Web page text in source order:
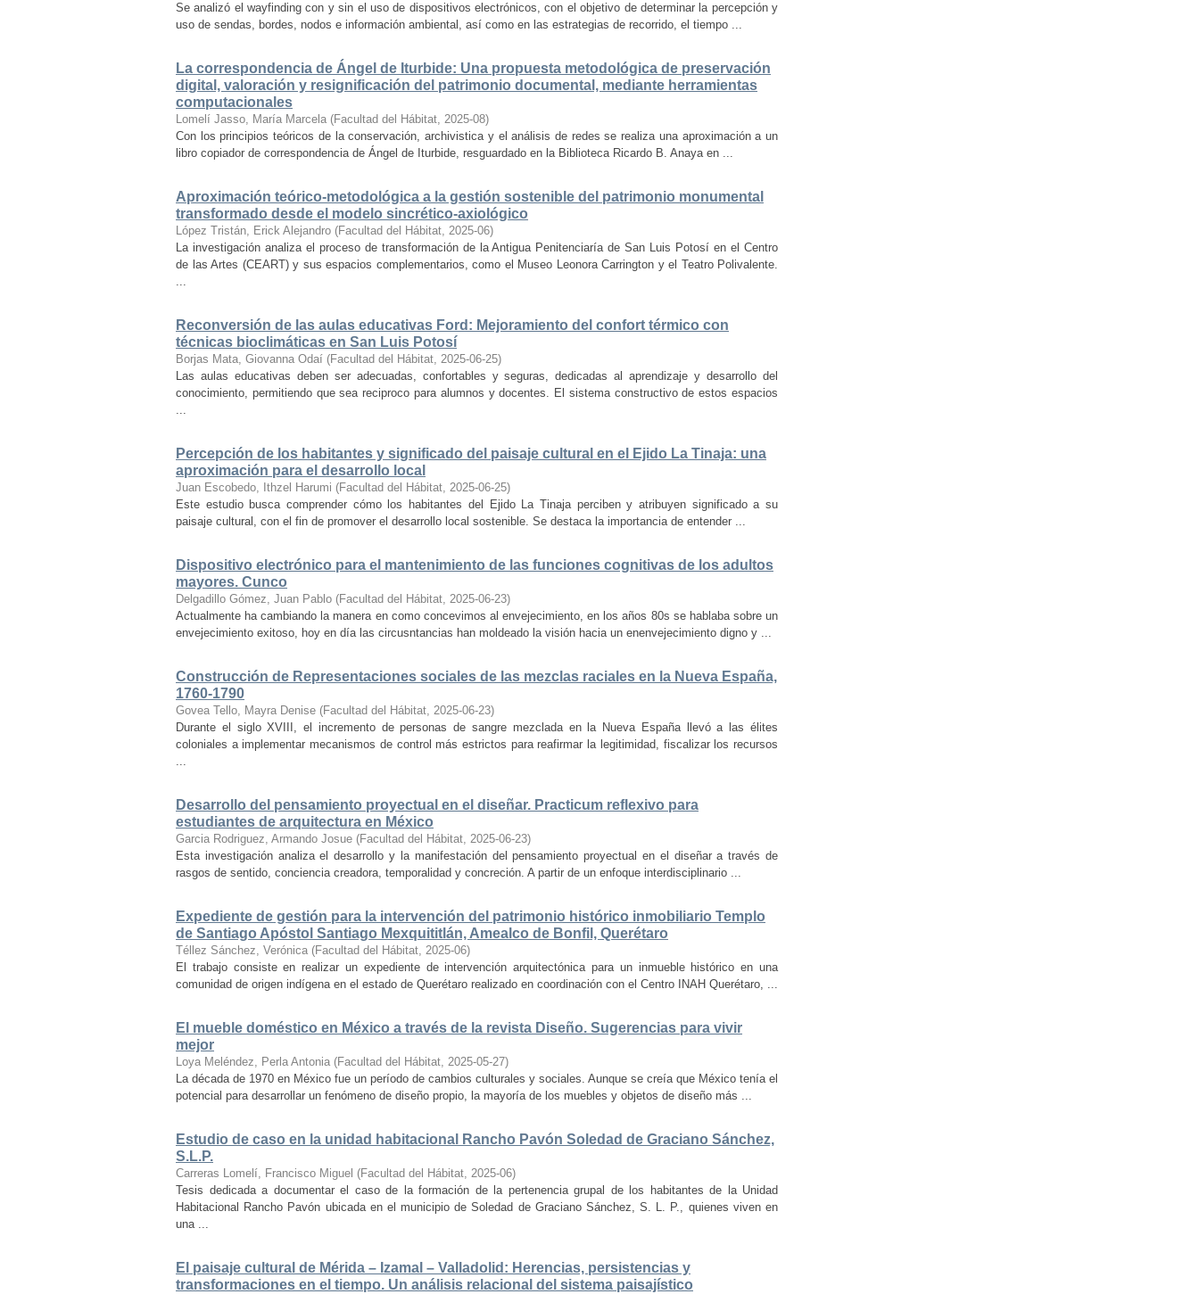
Se analizó el wayfinding con y sin el uso de dispositivos electrónicos, con el objetivo de determinar la percepción y
uso de sendas, bordes, nodos e información ambiental, así como en las estrategias de recorrido, el tiempo ...
La correspondencia de Ángel de Iturbide: Una propuesta metodológica de preservación
digital, valoración y resignificación del patrimonio documental, mediante herramientas
computacionales
Lomelí Jasso, María Marcela (Facultad del Hábitat, 2025-08)
Con los principios teóricos de la conservación, archivistica y el análisis de redes se realiza una aproximación a un
libro copiador de correspondencia de Ángel de Iturbide, resguardado en la Biblioteca Ricardo B. Anaya en ...
Aproximación teórico-metodológica a la gestión sostenible del patrimonio monumental
transformado desde el modelo sincrético-axiológico
López Tristán, Erick Alejandro (Facultad del Hábitat, 2025-06)
La investigación analiza el proceso de transformación de la Antigua Penitenciaría de San Luis Potosí en el Centro
de las Artes (CEART) y sus espacios complementarios, como el Museo Leonora Carrington y el Teatro Polivalente.
...
Reconversión de las aulas educativas Ford: Mejoramiento del confort térmico con
técnicas bioclimáticas en San Luis Potosí
Borjas Mata, Giovanna Odaí (Facultad del Hábitat, 2025-06-25)
Las aulas educativas deben ser adecuadas, confortables y seguras, dedicadas al aprendizaje y desarrollo del
conocimiento, permitiendo que sea reciproco para alumnos y docentes. El sistema constructivo de estos espacios
...
Percepción de los habitantes y significado del paisaje cultural en el Ejido La Tinaja: una
aproximación para el desarrollo local
Juan Escobedo, Ithzel Harumi (Facultad del Hábitat, 2025-06-25)
Este estudio busca comprender cómo los habitantes del Ejido La Tinaja perciben y atribuyen significado a su
paisaje cultural, con el fin de promover el desarrollo local sostenible. Se destaca la importancia de entender ...
Dispositivo electrónico para el mantenimiento de las funciones cognitivas de los adultos
mayores. Cunco
Delgadillo Gómez, Juan Pablo (Facultad del Hábitat, 2025-06-23)
Actualmente ha cambiando la manera en como concevimos al envejecimiento, en los años 80s se hablaba sobre un
envejecimiento exitoso, hoy en día las circusntancias han moldeado la visión hacia un enenvejecimiento digno y ...
Construcción de Representaciones sociales de las mezclas raciales en la Nueva España,
1760-1790
Govea Tello, Mayra Denise (Facultad del Hábitat, 2025-06-23)
Durante el siglo XVIII, el incremento de personas de sangre mezclada en la Nueva España llevó a las élites
coloniales a implementar mecanismos de control más estrictos para reafirmar la legitimidad, fiscalizar los recursos
...
Desarrollo del pensamiento proyectual en el diseñar. Practicum reflexivo para
estudiantes de arquitectura en México
Garcia Rodriguez, Armando Josue (Facultad del Hábitat, 2025-06-23)
Esta investigación analiza el desarrollo y la manifestación del pensamiento proyectual en el diseñar a través de
rasgos de sentido, conciencia creadora, temporalidad y concreción. A partir de un enfoque interdisciplinario ...
Expediente de gestión para la intervención del patrimonio histórico inmobiliario Templo
de Santiago Apóstol Santiago Mexquititlán, Amealco de Bonfil, Querétaro
Téllez Sánchez, Verónica (Facultad del Hábitat, 2025-06)
El trabajo consiste en realizar un expediente de intervención arquitectónica para un inmueble histórico en una
comunidad de origen indígena en el estado de Querétaro realizado en coordinación con el Centro INAH Querétaro, ...
El mueble doméstico en México a través de la revista Diseño. Sugerencias para vivir
mejor
Loya Meléndez, Perla Antonia (Facultad del Hábitat, 2025-05-27)
La década de 1970 en México fue un período de cambios culturales y sociales. Aunque se creía que México tenía el
potencial para desarrollar un fenómeno de diseño propio, la mayoría de los muebles y objetos de diseño más ...
Estudio de caso en la unidad habitacional Rancho Pavón Soledad de Graciano Sánchez,
S.L.P.
Carreras Lomelí, Francisco Miguel (Facultad del Hábitat, 2025-06)
Tesis dedicada a documentar el caso de la formación de la pertenencia grupal de los habitantes de la Unidad
Habitacional Rancho Pavón ubicada en el municipio de Soledad de Graciano Sánchez, S. L. P., quienes viven en
una ...
El paisaje cultural de Mérida – Izamal – Valladolid: Herencias, persistencias y
transformaciones en el tiempo. Un análisis relacional del sistema paisajístico